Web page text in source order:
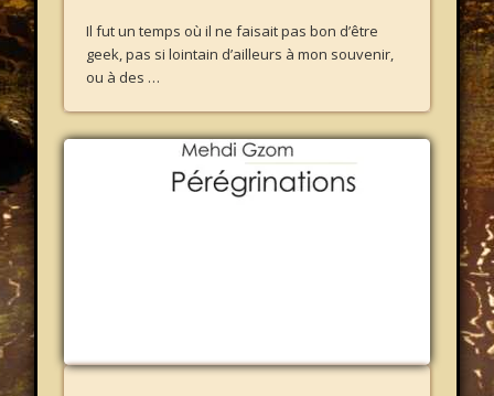
Il fut un temps où il ne faisait pas bon d’être
geek, pas si lointain d’ailleurs à mon souvenir,
ou à des …